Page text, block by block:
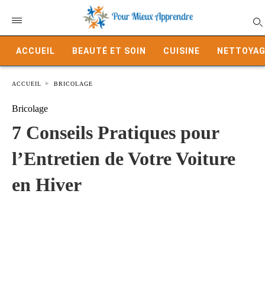
ACCUEIL BEAUTÉ ET SOIN CUISINE
ACCUEIL BRICOLAGE
Bricolage
7 Conseils Pratiques pour
l’Entretien de Votre Voiture
en Hiver